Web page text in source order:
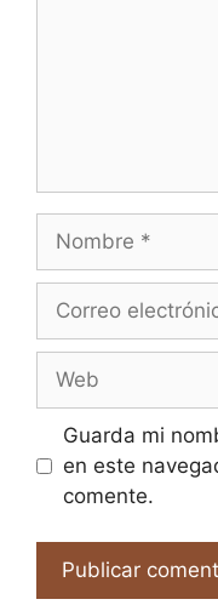
electrónico
Guarda mi
en este
comente.